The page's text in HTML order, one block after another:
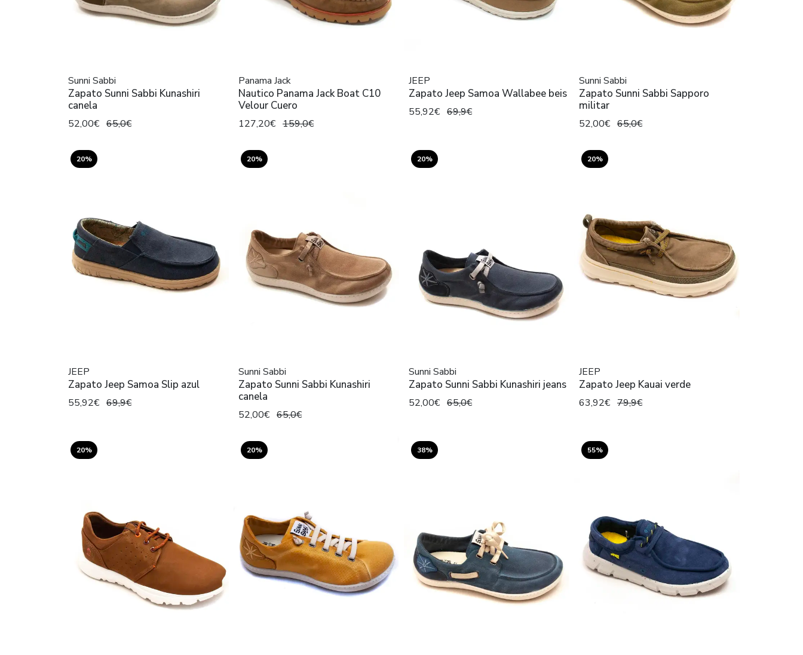
Sunni Sabbi
Zapato Sunni Sabbi Kunashiri
canela
52,00€ 65,0€
Panama Jack
Nautico Panama Jack Boat C10
Velour Cuero
127,20€ 159,0€
JEEP
Zapato Jeep Samoa Wallabee beis
55,92€ 69,9€
Sunni Sabbi
Zapato Sunni Sabbi Sapporo
militar
52,00€ 65,0€
20%
JEEP
Zapato Jeep Samoa Slip azul
55,92€ 69,9€
20%
Sunni Sabbi
Zapato Sunni Sabbi Kunashiri
canela
52,00€ 65,0€
20%
Sunni Sabbi
Zapato Sunni Sabbi Kunashiri jeans
52,00€ 65,0€
20%
JEEP
Zapato Jeep Kauai verde
63,92€ 79,9€
20% 20% 38% 55%